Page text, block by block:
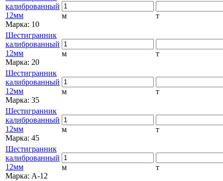
калиброванный
12мм
Марка: 10
м т
Шестигранник
калиброванный
12мм
Марка: 20
м т
Шестигранник
калиброванный
12мм
Марка: 35
м т
Шестигранник
калиброванный
12мм
Марка: 45
м т
Шестигранник
калиброванный
12мм
Марка: А-12
м т